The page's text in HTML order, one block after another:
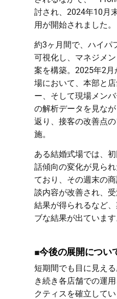
討され、2024年10月
用が開始されました。
約3ヶ月間で、ハイパ
可視化し、マネジメ
案を構築。2025年2
場において、本部と
ー、そして現場メンバ
の解析データを見な
返り、接客の改善点
施。
ある結婚式場では、
話傾向の変化が見ら
ており、その週末の
談内容が改善され、
結果が得られるなど
ブな結果が出ています
■今後の展開につい
短期間でも目に見え
き続き各店舗での運
クティスを確立して